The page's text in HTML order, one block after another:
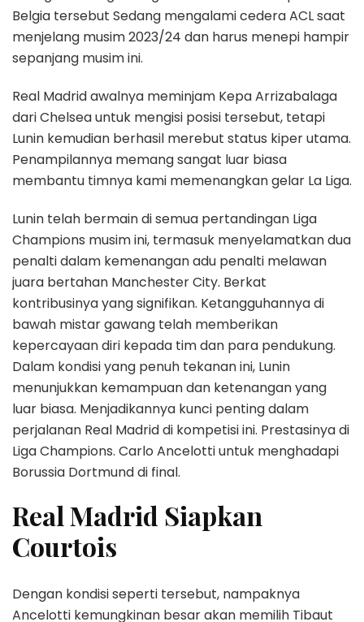
Belgia tersebut Sedang mengalami cedera ACL saat
menjelang musim 2023/24 dan harus menepi hampir
sepanjang musim ini.
Real Madrid awalnya meminjam Kepa Arrizabalaga
dari Chelsea untuk mengisi posisi tersebut, tetapi
Lunin kemudian berhasil merebut status kiper utama.
Penampilannya memang sangat luar biasa
membantu timnya kami memenangkan gelar La Liga.
Lunin telah bermain di semua pertandingan Liga
Champions musim ini, termasuk menyelamatkan dua
penalti dalam kemenangan adu penalti melawan
juara bertahan Manchester City. Berkat
kontribusinya yang signifikan. Ketangguhannya di
bawah mistar gawang telah memberikan
kepercayaan diri kepada tim dan para pendukung.
Dalam kondisi yang penuh tekanan ini, Lunin
menunjukkan kemampuan dan ketenangan yang
luar biasa. Menjadikannya kunci penting dalam
perjalanan Real Madrid di kompetisi ini. Prestasinya di
Liga Champions. Carlo Ancelotti untuk menghadapi
Borussia Dortmund di final.
Real Madrid Siapkan
Courtois
Dengan kondisi seperti tersebut, nampaknya
Ancelotti kemungkinan besar akan memilih Tibaut